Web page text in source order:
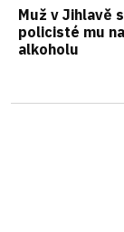
Muž v Jihlavě
policisté mu
alkoholu